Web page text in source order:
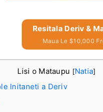
Resitala Deriv &
Maua Le $10,000
Lisi o Mataupu [Natia]
Initaneti a Deriv